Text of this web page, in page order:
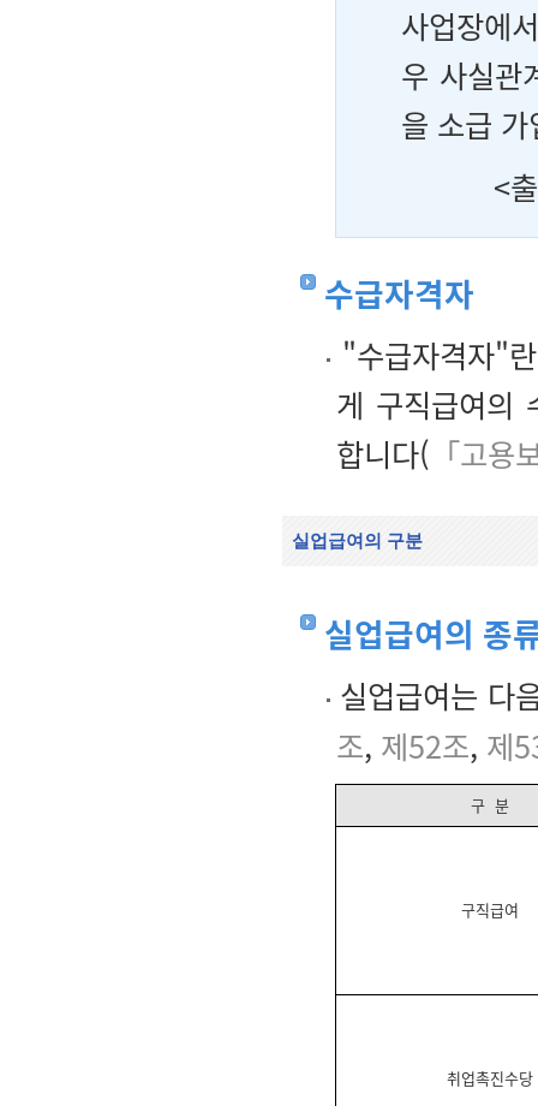
사업장에
우 사실관
을 소급
<
수급자격자
"수급자격자"
게 구직급여의
합니다( 「고
실업급여의 구분
실업급여의 종
실업급여는 다
조, 제52조, 제
구 분
구직급여
취업촉진수당